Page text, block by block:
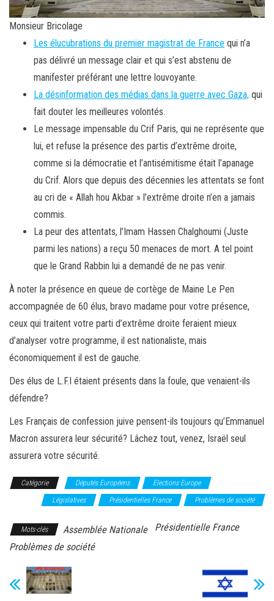
Monsieur Bricolage
Les élucubrations du premier magistrat de France qui n’a
pas délivré un message clair et qui s’est abstenu de
manifester préférant une lettre louvoyante.
La désinformation des médias dans la guerre avec Gaza, qui
fait douter les meilleures volontés.
Le message impensable du Crif Paris, qui ne représente que
lui, et refuse la présence des partis d’extrême droite,
comme si la démocratie et l’antisémitisme était l’apanage
du Crif. Alors que depuis des décennies les attentats se font
au cri de « Allah hou Akbar » l’extrême droite n’en a jamais
commis.
La peur des attentats, l’Imam Hassen Chalghoumi (Juste
parmi les nations) a reçu 50 menaces de mort. A tel point
que le Grand Rabbin lui a demandé de ne pas venir.
À noter la présence en queue de cortège de Maine Le Pen
accompagnée de 60 élus, bravo madame pour votre présence,
ceux qui traitent votre parti d’extrême droite feraient mieux
d’analyser votre programme, il est nationaliste, mais
économiquement il est de gauche.
Des élus de L.F.I étaient présents dans la foule, que venaient-ils
défendre?
Les Français de confession juive pensent-ils toujours qu’Emmanuel
Macron assurera leur sécurité? Lâchez tout, venez, Israël seul
assurera votre sécurité.
Catégorie Députés Européens Elections Europe
Législatives Présidentielles France Problèmes de société
Mots-clés Assemblée Nationale
Présidentielle France
Problèmes de société